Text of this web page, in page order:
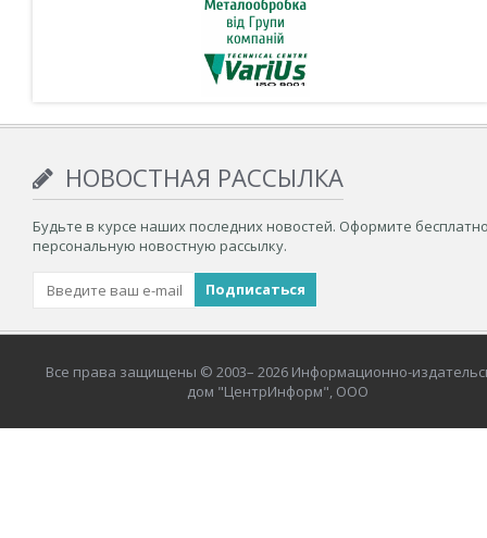
НОВОСТНАЯ РАССЫЛКА
Будьте в курсе наших последних новостей. Оформите
персональную новостную рассылку.
Все права защищены © 2003– 2026 Информационно-
дом "ЦентрИнформ", ООО